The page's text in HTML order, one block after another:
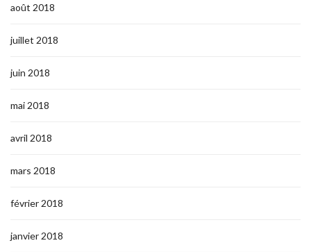
août 2018
juillet 2018
juin 2018
mai 2018
avril 2018
mars 2018
février 2018
janvier 2018